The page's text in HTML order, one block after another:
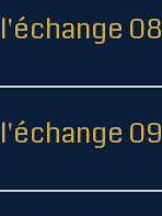
Doubles à l'échange 08
Doubles à l'échange 09